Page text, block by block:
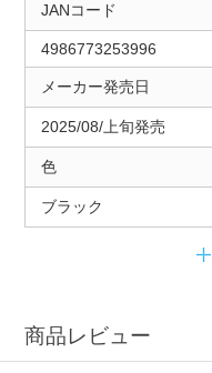
JANコード
4986773253996
メーカー発売日
2025/08/上旬発売
色
ブラック
商品レビュー